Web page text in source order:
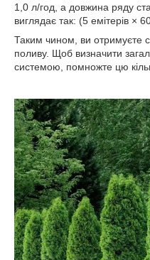
1,0 л/год, а довжина ряду
виглядає так: (5 емітерів ×
Таким чином, ви отримуєте
поливу. Щоб визначити
системою, помножте цю